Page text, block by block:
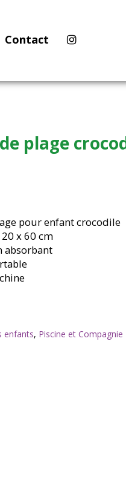
Contact
de plage
€.
pour enfant crocodile
x 60 cm
absorbant
enfants, Piscine et Compagnie